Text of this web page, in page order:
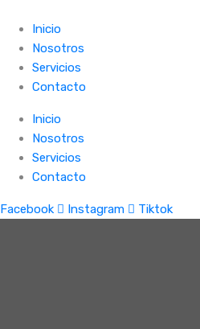
Inicio
Nosotros
Servicios
Contacto
Inicio
Nosotros
Servicios
Contacto
Facebook Instagram Tiktok